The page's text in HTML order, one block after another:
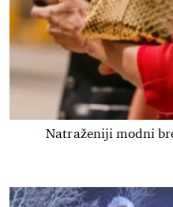
Natraženiji modni